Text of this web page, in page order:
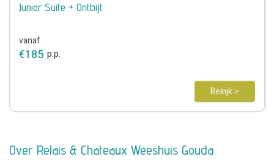
Junior Suite + Ontbijt
vanaf
€185 p.p.
Bekijk >
Over Relais & Chateaux Weeshuis Gouda